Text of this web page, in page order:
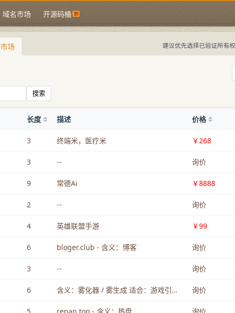
域名市场 开源码桶
市场 建议优先选择已验证所有权
搜索
长度 描述 价格
3 终端米，医疗米 ￥268
3 -- 询价
9 常德Ai ￥8888
2 -- 询价
4 英雄联盟手游 ￥99
6 bloger.club - 含义：博客 询价
3 -- 询价
6 含义：雾化器 / 雾生成 适合：游戏引擎、视觉特效、AI 图形 询价